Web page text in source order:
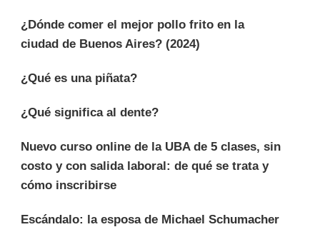
¿Dónde comer el mejor pollo frito en la
ciudad de Buenos Aires? (2024)
¿Qué es una piñata?
¿Qué significa al dente?
Nuevo curso online de la UBA de 5 clases, sin
costo y con salida laboral: de qué se trata y
cómo inscribirse
Escándalo: la esposa de Michael Schumacher